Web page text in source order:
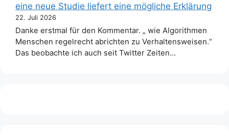
eine neue Studie liefert eine mögliche Erklärung
22. Juli 2026
Danke erstmal für den Kommentar. „ wie Algorithmen
Menschen regelrecht abrichten zu Verhaltensweisen.“
Das beobachte ich auch seit Twitter Zeiten…